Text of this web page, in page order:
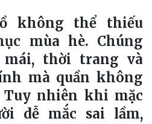
không thể thiếu
mùa hè. Chúng
thời trang và
mà quần không
Tuy nhiên khi mặc
dễ mắc sai lầm,